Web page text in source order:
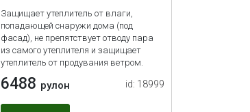
Защищает утеплитель от влаги,
попадающей снаружи дома (под
фасад), не препятствует отводу пара
из самого утеплителя и защищает
утеплитель от продувания ветром.
6488 рулон id: 18999